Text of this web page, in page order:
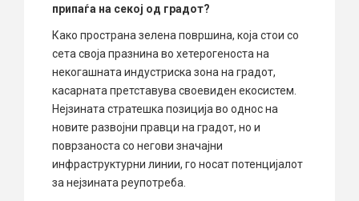
припаѓа на секој од градот?
Како пространа зелена површина, која стои со
сета своја празнина во хетерогеноста на
некогашната индустриска зона на градот,
касарната претставува своевиден екосистем.
Нејзината стратешка позиција во однос на
новите развојни правци на градот, но и
поврзаноста со негови значајни
инфраструктурни линии, го носат потенцијалот
за нејзината реупотреба.